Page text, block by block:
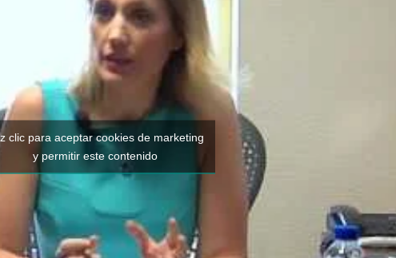
clic para aceptar cookies de marketing
y permitir este contenido